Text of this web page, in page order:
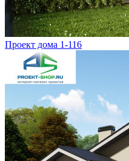
Проект дома 1-116